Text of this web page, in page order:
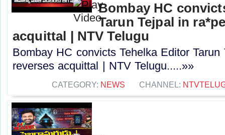
Bombay HC
Tarun Tejpal in
acquittal | NTV Telugu
Bombay HC convicts Tehelka Editor
reverses acquittal | NTV Telugu.....»»
CATEGORY: NEWS CHANNEL: